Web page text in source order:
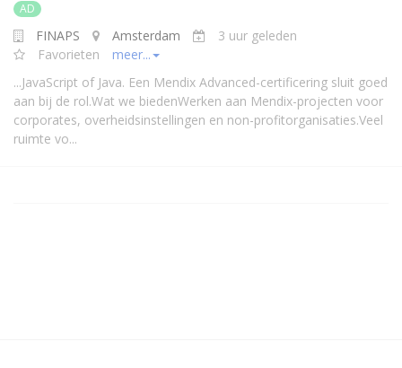
AD
FINAPS Amsterdam
3 uur geleden
Favorieten
meer...
...JavaScript of Java. Een Mendix Advanced-certificering sluit goed
aan bij de rol.Wat we biedenWerken aan Mendix-projecten voor
corporates, overheidsinstellingen en non-profitorganisaties.Veel
ruimte vo...